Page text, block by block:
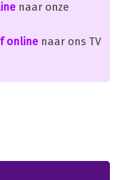
naar onze
onlinenaar ons TV